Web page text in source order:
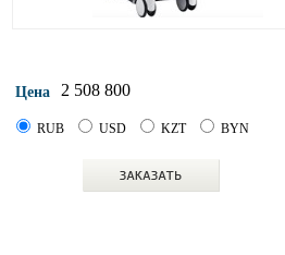
Цена 2 508 800
RUB USD KZT BYN